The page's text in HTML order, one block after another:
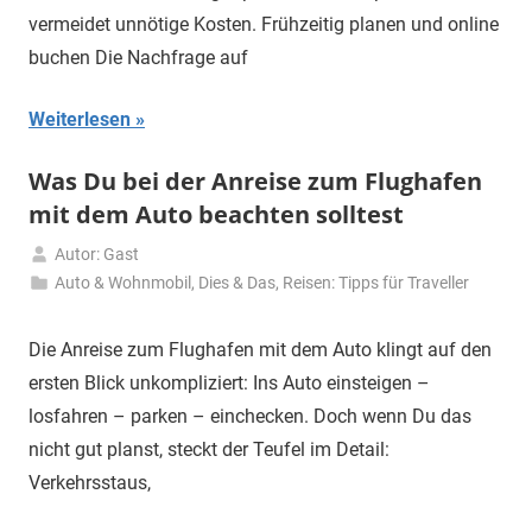
vermeidet unnötige Kosten. Frühzeitig planen und online
buchen Die Nachfrage auf
Weiterlesen
Was Du bei der Anreise zum Flughafen
mit dem Auto beachten solltest
22.
2025
Autor: Gast
Auto & Wohnmobil , Dies & Das, Reisen: Tipps für Traveller
Die Anreise zum Flughafen mit dem Auto klingt auf den
ersten Blick unkompliziert: Ins Auto einsteigen –
losfahren – parken – einchecken. Doch wenn Du das
nicht gut planst, steckt der Teufel im Detail:
Verkehrsstaus,